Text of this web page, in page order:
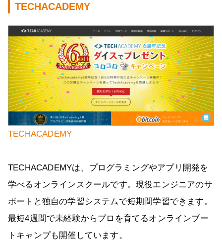
TECHACADEMY
TECHACADEMY
TECHACADEMYは、プログラミングやアプリ開発を
学べるオンラインスクールです。現役エンジニアのサ
ポートと独自の学習システムで短期間学習できます。
最短4週間で未経験からプロを育てるオンラインブー
トキャンプも開催しています。